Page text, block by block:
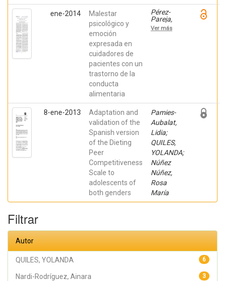
Martínez-
Zaragoza,
Fermín;
Ferrer-
Perez,
ene-2014
Malestar
psicológico y
emoción
expresada en
cuidadores de
pacientes con un
trastorno de la
conducta
alimentaria
Pérez-
Pareja,
Brígida;
QUILES,
Ver más
8-ene-2013
Adaptation and
validation of the
Spanish version
of the Dieting
Peer
Competitiveness
Scale to
adolescents of
both genders
Pamies-
Aubalat,
Lidia;
QUILES,
YOLANDA;
Núñez
Núñez,
Rosa
María
Filtrar
Autor
6
QUILES, YOLANDA
3
Nardi-Rodríguez, Ainara